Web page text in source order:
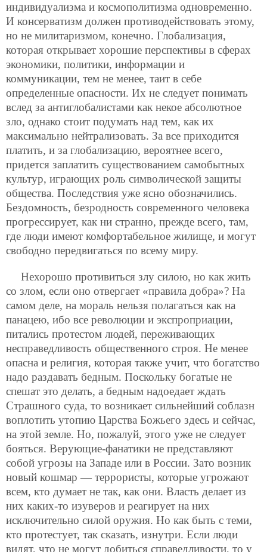
индивидуализма и космополитизма одновременно.
И консерватизм должен противодействовать этому,
но не милитаризмом, конечно. Глобализация,
которая открывает хорошие перспективы в сферах
экономики, политики, информации и
коммуникации, тем не менее, таит в себе
определенные опасности. Их не следует понимать
вслед за антиглобалистами как некое абсолютное
зло, однако стоит подумать над тем, как их
максимально нейтрализовать. За все приходится
платить, и за глобализацию, вероятнее всего,
придется заплатить существованием самобытных
культур, играющих роль символической защиты
общества. Последствия уже ясно обозначились.
Бездомность, безродность современного человека
прогрессирует, как ни странно, прежде всего, там,
где люди имеют комфортабельное жилище, и могут
свободно передвигаться по всему миру.
Нехорошо противиться злу силою, но как жить
со злом, если оно отвергает «правила добра»? На
самом деле, на мораль нельзя полагаться как на
панацею, ибо все революции и экспроприации,
питались протестом людей, переживающих
несправедливость общественного строя. Не менее
опасна и религия, которая также учит, что богатство
надо раздавать бедным. Поскольку богатые не
спешат это делать, а бедным надоедает ждать
Страшного суда, то возникает сильнейший соблазн
воплотить утопию Царства Божьего здесь и сейчас,
на этой земле. Но, пожалуй, этого уже не следует
бояться. Верующие-фанатики не представляют
собой угрозы на Западе или в России. Зато возник
новый кошмар — террористы, которые угрожают
всем, кто думает не так, как они. Власть делает из
них каких-то изуверов и реагирует на них
исключительно силой оружия. Но как быть с теми,
кто протестует, так сказать, изнутри. Если люди
видят, что не могут добиться справедливости, то у